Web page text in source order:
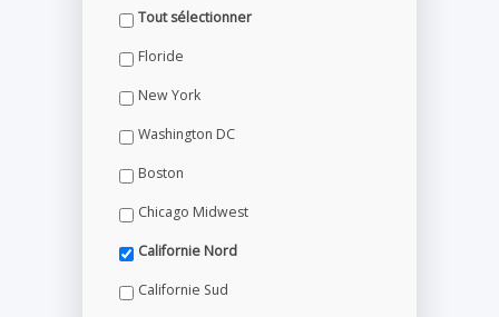
Tout sélectionner
Floride
New York
Washington DC
Boston
Chicago Midwest
Californie Nord
Californie Sud